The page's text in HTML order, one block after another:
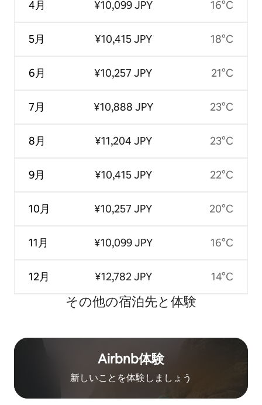
4月
5月
6月
7月
8月
9月
10月
11月
12月
¥10,099 JPY
¥10,415 JPY
¥10,257 JPY
¥10,888 JPY
¥11,204 JPY
¥10,415 JPY
¥10,257 JPY
¥10,099 JPY
¥12,782 JPY
16°C
18°C
21°C
23°C
23°C
22°C
20°C
16°C
14°C
その他の宿⁠泊⁠先と体⁠験
Airbnb体験
新しいことを体験しましょう